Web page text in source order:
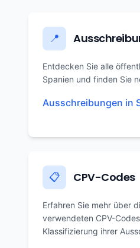
📍
Entdecken Sie alle
Spanien und finden Sie
Ausschreibungen in
📋 CPV-Codes
Erfahren Sie mehr über
verwendeten CPV-
Klassifizierung ihrer